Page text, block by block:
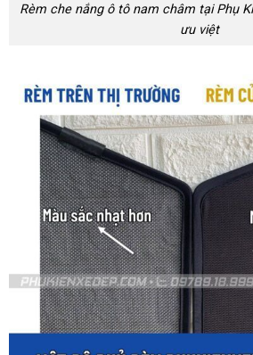
Rèm che nắng ô tô nam châm tại Phụ
ưu việt